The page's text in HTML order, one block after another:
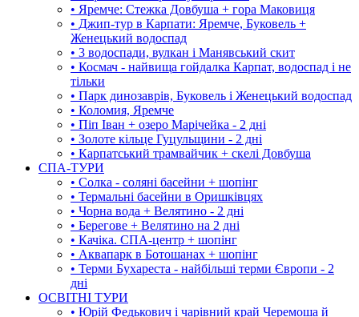
• Яремче: Стежка Довбуша + гора Маковиця
• Джип-тур в Карпати: Яремче, Буковель +
Женецький водоспад
• 3 водоспади, вулкан і Манявський скит
• Космач - найвища гойдалка Карпат, водоспад і не
тільки
• Парк динозаврів, Буковель і Женецький водоспад
• Коломия, Яремче
• Піп Іван + озеро Марічейка - 2 дні
• Золоте кільце Гуцульщини - 2 дні
• Карпатський трамвайчик + скелі Довбуша
СПА-ТУРИ
• Солка - соляні басейни + шопінг
• Термальні басейни в Оришківцях
• Чорна вода + Велятино - 2 дні
• Берегове + Велятино на 2 дні
• Качіка. СПА-центр + шопінг
• Аквапарк в Ботошанах + шопінг
• Терми Бухареста - найбільші терми Європи - 2
дні
ОСВІТНІ ТУРИ
• Юрій Федькович і чарівний край Черемоша й